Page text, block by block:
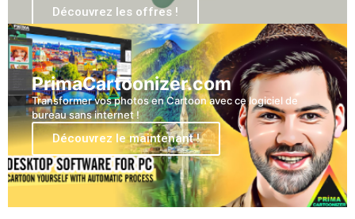
Découvrez les offres !
PrimaCartoonizer.com
Transformer vos photos en Cartoon avec ce logiciel de
bureau sans internet !
Découvrez le maintenant !